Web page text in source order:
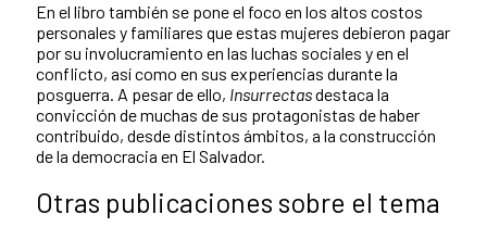
En el libro también se pone el foco en los altos costos
personales y familiares que estas mujeres debieron pagar
por su involucramiento en las luchas sociales y en el
conflicto, así como en sus experiencias durante la
posguerra. A pesar de ello, Insurrectasdestaca la
convicción de muchas de sus protagonistas de haber
contribuido, desde distintos ámbitos, a la construcción
de la democracia en El Salvador.
Otras publicaciones sobre el tema